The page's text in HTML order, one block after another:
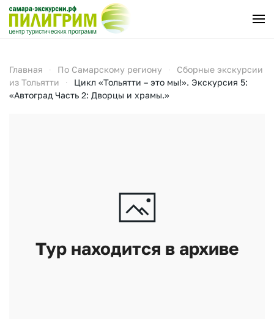
Перейти к содержимому
Главная По Самарскому региону
Сборные экскурсии
из Тольятти
Цикл «Тольятти – это мы!». Экскурсия 5:
«Автоград Часть 2: Дворцы и храмы.»
Тур находится в архиве